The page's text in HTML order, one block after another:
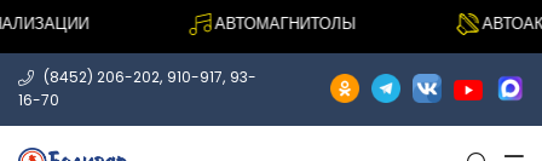
АВТОМАГНИТОЛЫ
(8452) 206-202, 910-917, 93-
16-70